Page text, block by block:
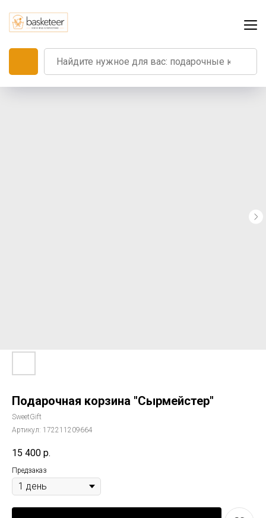
Подарочная корзина "Сырмейстер"
SweetGift
Артикул: 172211209664
15 400 р.
Предзаказ